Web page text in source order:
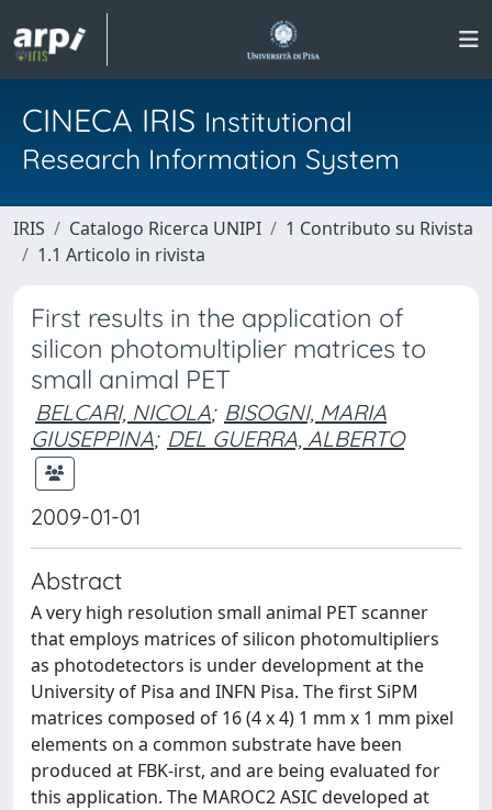
CINECA IRIS Institutional
Research Information System
IRIS Catalogo Ricerca UNIPI
1 Contributo su Rivista
1.1 Articolo in rivista
First results in the application of
silicon photomultiplier matrices to
small animal PET
BELCARI, NICOLA; BISOGNI, MARIA
GIUSEPPINA; DEL GUERRA, ALBERTO
2009-01-01
Abstract
A very high resolution small animal PET scanner
that employs matrices of silicon photomultipliers
as photodetectors is under development at the
University of Pisa and INFN Pisa. The first SiPM
matrices composed of 16 (4 x 4) 1 mm x 1 mm pixel
elements on a common substrate have been
produced at FBK-irst, and are being evaluated for
this application. The MAROC2 ASIC developed at